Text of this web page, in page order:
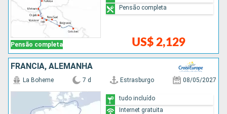
Pensão completa US$ 2,129
Pensão completa
FRANCIA, ALEMANHA
La Boheme 7 d Estrasburgo 08/05/2027
tudo incluído
Internet gratuita